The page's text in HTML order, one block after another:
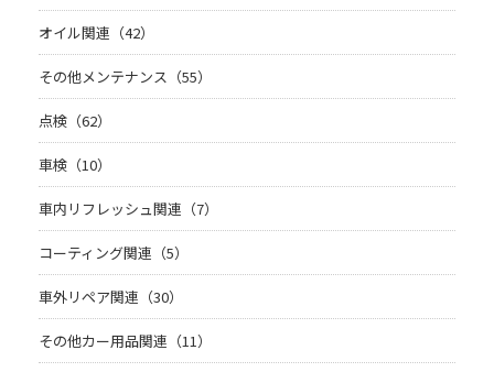
オイル関連（42）
その他メンテナンス（55）
点検（62）
車検（10）
車内リフレッシュ関連（7）
コーティング関連（5）
車外リペア関連（30）
その他カー用品関連（11）